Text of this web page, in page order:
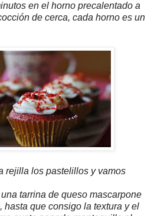
en el horno precalentado a
de cerca, cada horno es un
rejilla los pastelillos y vamos
tarrina de queso mascarpone
hasta que consigo la textura y el